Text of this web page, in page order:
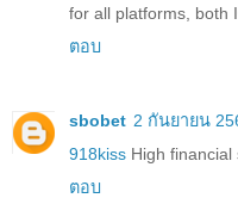
for all platforms, both
ตอบ
sbobet 2 กันยายน
918kiss High financial
ตอบ